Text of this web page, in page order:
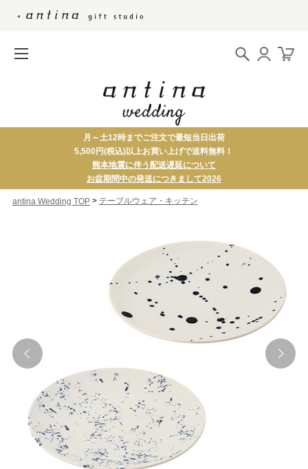
月～土12時までご注文で最短当日出荷
5,500円(税込)以上お買い上げで送料無料！
熊本地震に伴う配送遅延について
お盆期間中の発送につきまして2026
antina Wedding TOP> テーブルウェア・キッチン